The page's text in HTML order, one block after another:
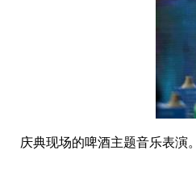
庆典现场的啤酒主题音乐表演